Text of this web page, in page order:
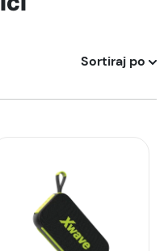
Sortiraj po